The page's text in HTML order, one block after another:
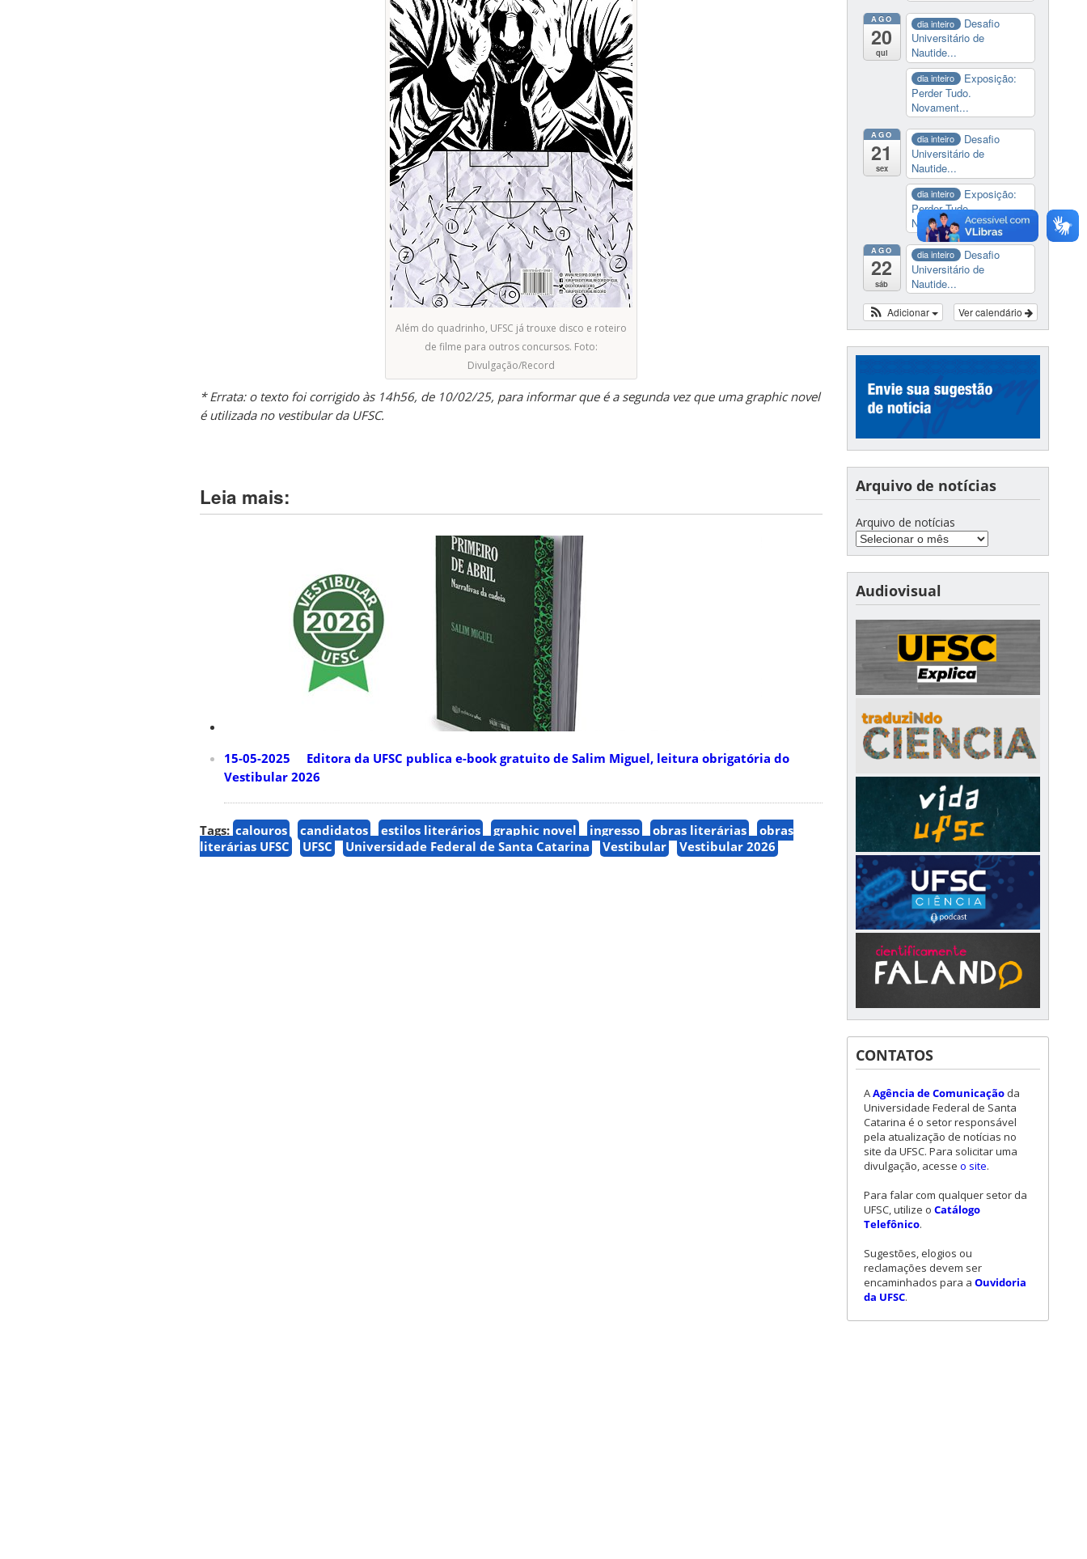
Além do quadrinho, UFSC já trouxe disco e roteiro
de filme para outros concursos. Foto:
Divulgação/Record
* Errata: o texto foi corrigido às 14h56, de 10/02/25, para informar que é a segunda vez que uma graphic novel
é utilizada no vestibular da UFSC.
Leia mais:
15-05-2025 Editora da UFSC publica e-book gratuito de Salim Miguel, leitura obrigatória do
Vestibular 2026
Tags: calouros candidatos estilos literários graphic novel ingresso obras literárias
obras
literárias UFSC
UFSC Universidade Federal de Santa Catarina Vestibular Vestibular 2026
AGO
20
qui
dia inteiro
Desafio
Universitário de
Nautide...
dia inteiro
Exposição:
Perder Tudo.
Novament...
AGO
21
sex
dia inteiro
Desafio
Universitário de
Nautide...
dia inteiro
Exposição:
Perder Tudo.
Novament...
AGO
22
sáb
dia inteiro
Desafio
Universitário de
Nautide...
Ver calendário
Adicionar
Arquivo de notícias
Arquivo de notícias
Audiovisual
CONTATOS
AAgência de Comunicação da
Universidade Federal de Santa
Catarina é o setor responsável
pela atualização de notícias no
site da UFSC. Para solicitar uma
divulgação, acesse o site.
Para falar com qualquer setor da
UFSC, utilize o Catálogo
Telefônico.
Sugestões, elogios ou
reclamações devem ser
encaminhados para a Ouvidoria
da UFSC.